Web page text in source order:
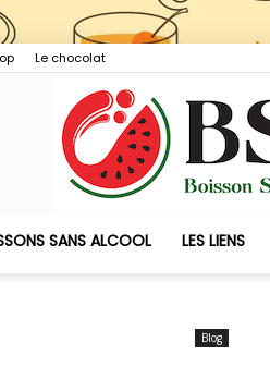
Le chocolat
SANS ALCOOL LES LIENS
Blog